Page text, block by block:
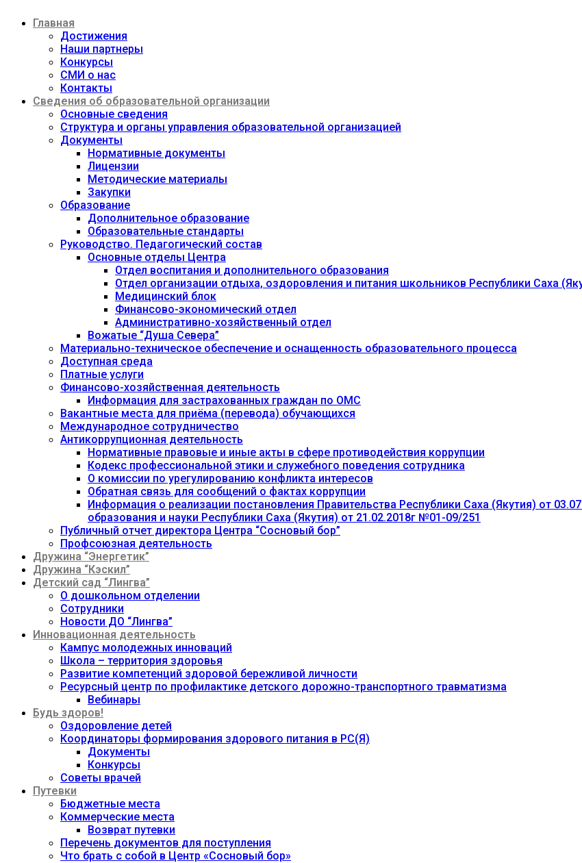
содержимому
Главная
Достижения
Наши партнеры
Конкурсы
СМИ о нас
Контакты
Сведения об образовательной организации
Основные сведения
Структура и органы управления образовательной организацией
Документы
Нормативные документы
Лицензии
Методические материалы
Закупки
Образование
Дополнительное образование
Образовательные стандарты
Руководство. Педагогический состав
Основные отделы Центра
Отдел воспитания и дополнительного образования
Отдел организации отдыха, оздоровления и питания школьников Республики Саха
Медицинский блок
Финансово-экономический отдел
Административно-хозяйственный отдел
Вожатые “Душа Севера”
Материально-техническое обеспечение и оснащенность образовательного процесса
Доступная среда
Платные услуги
Финансово-хозяйственная деятельность
Информация для застрахованных граждан по ОМС
Вакантные места для приёма (перевода) обучающихся
Международное сотрудничество
Антикоррупционная деятельность
Нормативные правовые и иные акты в сфере противодействия коррупции
Кодекс профессиональной этики и служебного поведения сотрудника
О комиссии по урегулированию конфликта интересов
Обратная связь для сообщений о фактах коррупции
Информация о реализации постановления Правительства Республики Саха (Якутия) от
образования и науки Республики Саха (Якутия) от 21.02.2018г №01-09/251
Публичный отчет директора Центра “Сосновый бор”
Профсоюзная деятельность
Дружина “Энергетик”
Дружина “Кэскил”
Детский сад “Лингва”
О дошкольном отделении
Сотрудники
Новости ДО “Лингва”
Инновационная деятельность
Кампус молодежных инноваций
Школа – территория здоровья
Развитие компетенций здоровой бережливой личности
Ресурсный центр по профилактике детского дорожно-транспортного травматизма
Вебинары
Будь здоров!
Оздоровление детей
Координаторы формирования здорового питания в РС(Я)
Документы
Конкурсы
Советы врачей
Путевки
Бюджетные места
Коммерческие места
Возврат путевки
Перечень документов для поступления
Что брать с собой в Центр «Сосновый бор»